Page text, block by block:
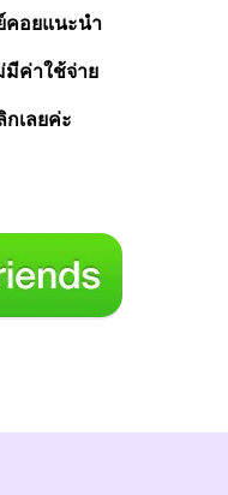
คอยแนะนำ
มีค่าใช้จ่าย
เลยค่ะ